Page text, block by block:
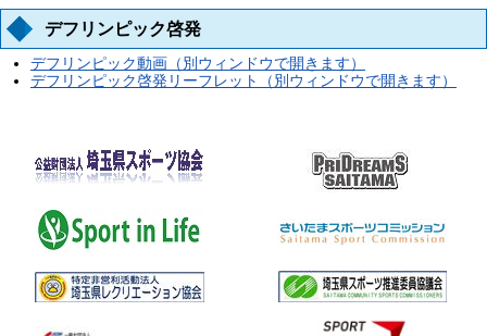
デフリンピック啓発
デフリンピック動画（別ウィンドウで開きます）
デフリンピック啓発リーフレット（別ウィンドウで開きます）